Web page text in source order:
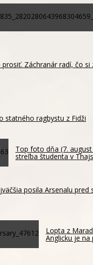
prosiť. Záchranár radí, čo
statného ragbystu z Fidži
Top foto dňa (7.
streľba študenta v
posila Arsenalu
Lopta z
Anglicku je na